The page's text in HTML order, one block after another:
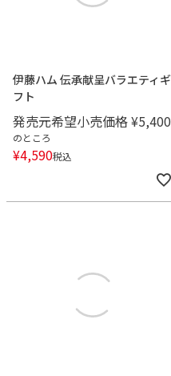
伊藤ハム 伝承献呈バラエティギ
フト
発売元希望小売価格¥5,400
のところ
¥4,590税込